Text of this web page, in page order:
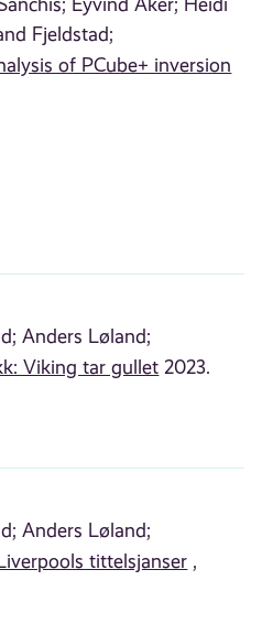
Eyvind Aker; Heidi
Fjeldstad;
of PCube+ inversion
Anders Løland;
Viking tar gullet 2023.
Anders Løland;
tittelsjanser ,